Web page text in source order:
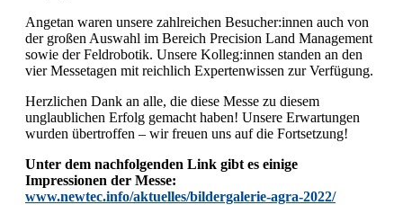
Angetan waren unsere zahlreichen Besucher:innen auch von
der großen Auswahl im Bereich Precision Land Management
sowie der Feldrobotik. Unsere Kolleg:innen standen an den
vier Messetagen mit reichlich Expertenwissen zur Verfügung.
Herzlichen Dank an alle, die diese Messe zu diesem
unglaublichen Erfolg gemacht haben! Unsere Erwartungen
wurden übertroffen – wir freuen uns auf die Fortsetzung!
Unter dem nachfolgenden Link gibt es einige
Impressionen der Messe:
www.newtec.info/aktuelles/bildergalerie-agra-2022/